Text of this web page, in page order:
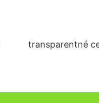
transparentné